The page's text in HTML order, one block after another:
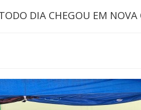
DIA CHEGOU EM